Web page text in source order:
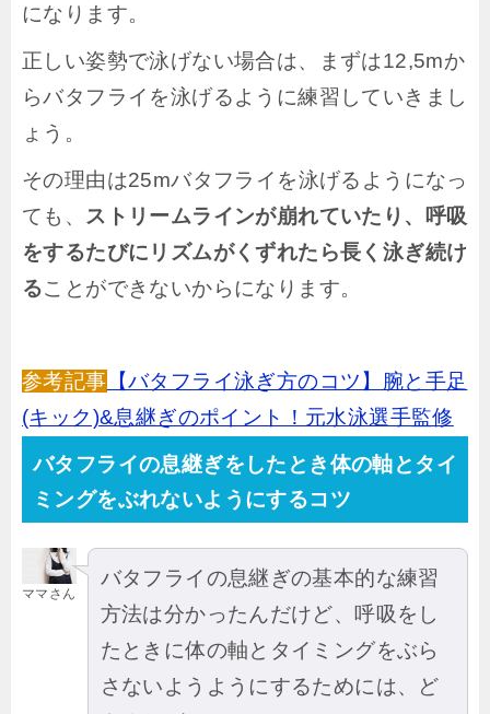
になります。
正しい姿勢で泳げない場合は、まずは12,5mか
らバタフライを泳げるように練習していきまし
ょう。
その理由は25mバタフライを泳げるようになっ
ても、 ストリームラインが崩れていたり、呼吸
をするたびにリズムがくずれたら長く泳ぎ続け
ることができないからになります。
参考記事 【バタフライ泳ぎ方のコツ】腕と手足
(キック)&息継ぎのポイント！元水泳選手監修
バタフライの息継ぎをしたとき体の軸とタイ
ミングをぶれないようにするコツ
ママさん
バタフライの息継ぎの基本的な練習
方法は分かったんだけど、呼吸をし
たときに体の軸とタイミングをぶら
さないようようにするためには、ど